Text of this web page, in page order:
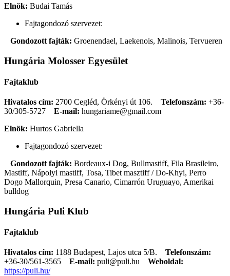
Elnök: Budai Tamás
Fajtagondozó szervezet:
Gondozott fajták: Groenendael, Laekenois, Malinois, Tervueren
Hungária Molosser Egyesület
Fajtaklub
Hivatalos cím: 2700 Cegléd, Örkényi út 106. Telefonszám: +36-
30/305-5727
E-mail: hungariame@gmail.com
Elnök: Hurtos Gabriella
Fajtagondozó szervezet:
Gondozott fajták: Bordeaux-i Dog, Bullmastiff, Fila Brasileiro,
Mastiff, Nápolyi mastiff, Tosa, Tibet masztiff / Do-Khyi, Perro
Dogo Mallorquin, Presa Canario, Cimarrón Uruguayo, Amerikai
bulldog
Hungária Puli Klub
Fajtaklub
Hivatalos cím: 1188 Budapest, Lajos utca 5/B. Telefonszám:
+36-30/561-3565
E-mail: puli@puli.hu
Weboldal:
https://puli.hu/